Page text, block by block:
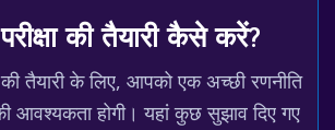
की तैयारी कैसे करें?
की तैयारी के लिए, आपको एक अच्छी रणनीति
आवश्यकता होगी। यहां कुछ सुझाव दिए गए